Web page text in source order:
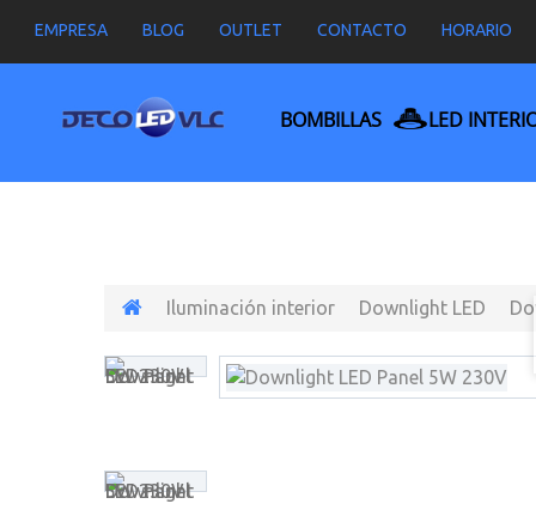
EMPRESA BLOG OUTLET CONTACTO HORARIO
BOMBILLAS LED
Iluminación interior Downlight LED